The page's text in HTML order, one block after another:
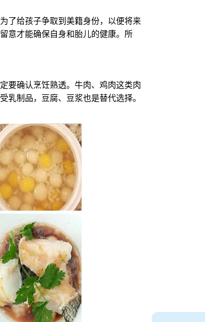
了给孩子争取到美籍身份，以便将来
意才能确保自身和胎儿的健康。所
确认烹饪熟透。牛肉、鸡肉这类肉
乳制品，豆腐、豆浆也是替代选择。